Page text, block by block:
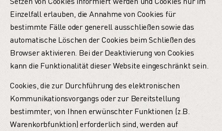
Einzelfall erlauben, die Annahme von Cookies für
bestimmte Fälle oder generell ausschließen sowie das
automatische Löschen der Cookies beim Schließen des
Browser aktivieren. Bei der Deaktivierung von Cookies
kann die Funktionalität dieser Website eingeschränkt sein.
Cookies, die zur Durchführung des elektronischen
Kommunikationsvorgangs oder zur Bereitstellung
bestimmter, von Ihnen erwünschter Funktionen (z.B.
Warenkorbfunktion) erforderlich sind, werden auf